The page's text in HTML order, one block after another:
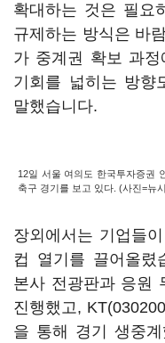
확대하는 것은 필요
규제하는 방식은 바
가 중계권 확보 과
기회를 넓히는 방향
말했습니다.
12일 서울 여의도 한국투자증권
축구 경기를 보고 있다. (사진=뉴
장외에서는 기업들
컵 열기를 끌어올렸
본사 전광판과 응원
진행했고,
을 통해 경기 생중